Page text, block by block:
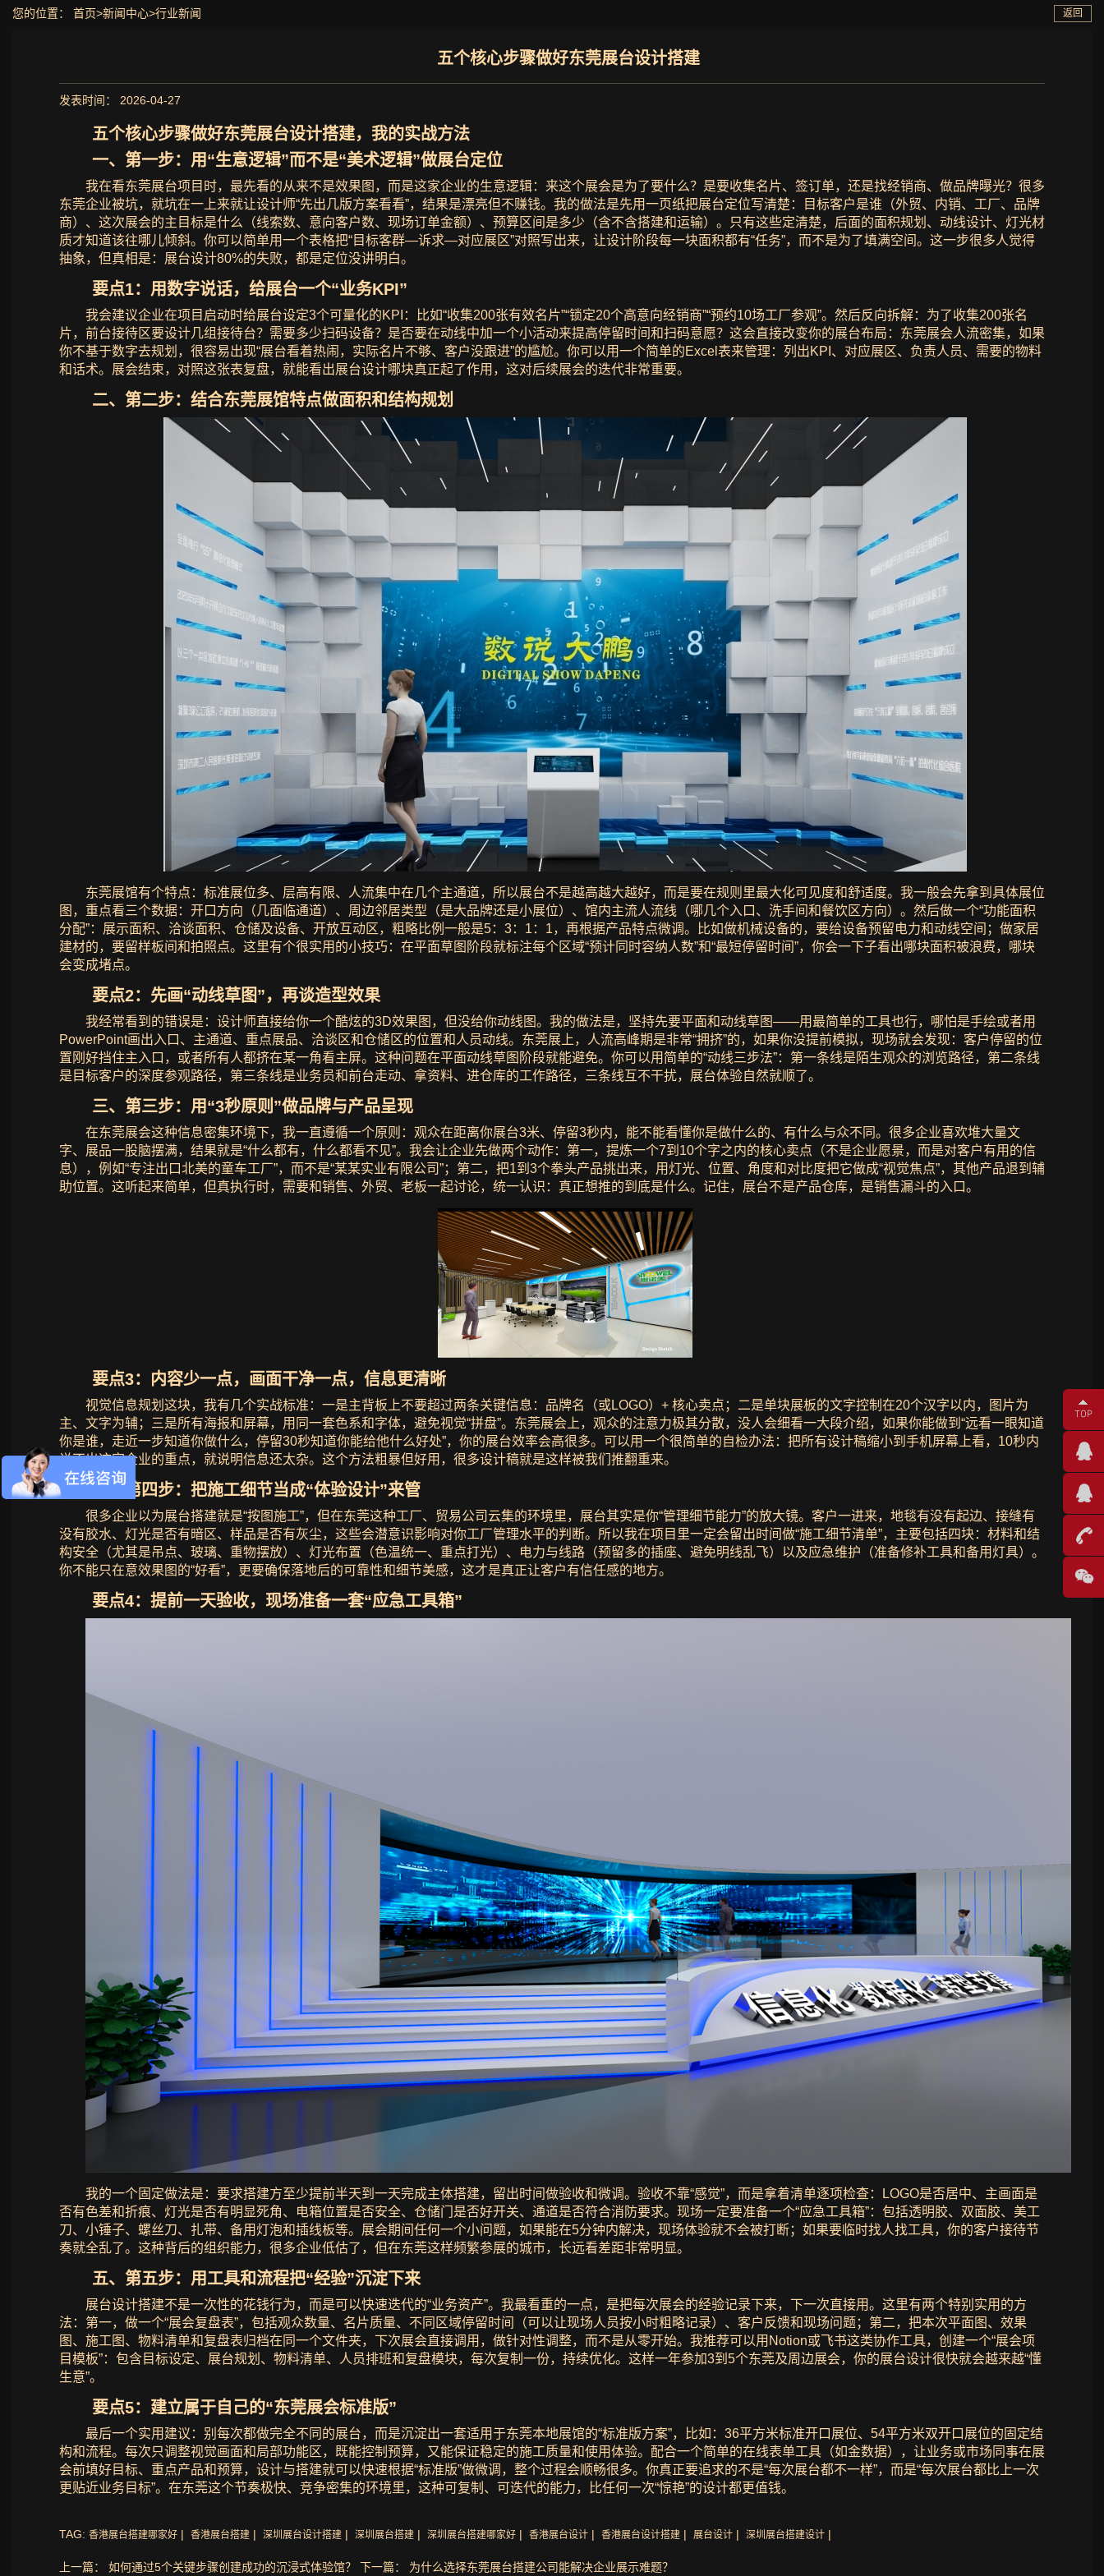
返回
您的位置： 首页>新闻中心>行业新闻
五个核心步骤做好东莞展台设计搭建
发表时间： 2026-04-27
五个核心步骤做好东莞展台设计搭建，我的实战方法
一、第一步：用“生意逻辑”而不是“美术逻辑”做展台定位
我在看东莞展台项目时，最先看的从来不是效果图，而是这家企业的生意逻辑：来这个展会是为了要什么？是要收集名片、签订单，还是找经销商、做品牌曝光？很多
东莞企业被坑，就坑在一上来就让设计师“先出几版方案看看”，结果是漂亮但不赚钱。我的做法是先用一页纸把展台定位写清楚：目标客户是谁（外贸、内销、工厂、品牌
商）、这次展会的主目标是什么（线索数、意向客户数、现场订单金额）、预算区间是多少（含不含搭建和运输）。只有这些定清楚，后面的面积规划、动线设计、灯光材
质才知道该往哪儿倾斜。你可以简单用一个表格把“目标客群—诉求—对应展区”对照写出来，让设计阶段每一块面积都有“任务”，而不是为了填满空间。这一步很多人觉得
抽象，但真相是：展台设计80%的失败，都是定位没讲明白。
要点1：用数字说话，给展台一个“业务KPI”
我会建议企业在项目启动时给展台设定3个可量化的KPI：比如“收集200张有效名片”“锁定20个高意向经销商”“预约10场工厂参观”。然后反向拆解：为了收集200张名
片，前台接待区要设计几组接待台？需要多少扫码设备？是否要在动线中加一个小活动来提高停留时间和扫码意愿？这会直接改变你的展台布局：东莞展会人流密集，如果
你不基于数字去规划，很容易出现“展台看着热闹，实际名片不够、客户没跟进”的尴尬。你可以用一个简单的Excel表来管理：列出KPI、对应展区、负责人员、需要的物料
和话术。展会结束，对照这张表复盘，就能看出展台设计哪块真正起了作用，这对后续展会的迭代非常重要。
二、第二步：结合东莞展馆特点做面积和结构规划
东莞展馆有个特点：标准展位多、层高有限、人流集中在几个主通道，所以展台不是越高越大越好，而是要在规则里最大化可见度和舒适度。我一般会先拿到具体展位
图，重点看三个数据：开口方向（几面临通道）、周边邻居类型（是大品牌还是小展位）、馆内主流人流线（哪几个入口、洗手间和餐饮区方向）。然后做一个“功能面积
分配”：展示面积、洽谈面积、仓储及设备、开放互动区，粗略比例一般是5：3：1：1，再根据产品特点微调。比如做机械设备的，要给设备预留电力和动线空间；做家居
建材的，要留样板间和拍照点。这里有个很实用的小技巧：在平面草图阶段就标注每个区域“预计同时容纳人数”和“最短停留时间”，你会一下子看出哪块面积被浪费，哪块
会变成堵点。
要点2：先画“动线草图”，再谈造型效果
我经常看到的错误是：设计师直接给你一个酷炫的3D效果图，但没给你动线图。我的做法是，坚持先要平面和动线草图——用最简单的工具也行，哪怕是手绘或者用
PowerPoint画出入口、主通道、重点展品、洽谈区和仓储区的位置和人员动线。东莞展上，人流高峰期是非常“拥挤”的，如果你没提前模拟，现场就会发现：客户停留的位
置刚好挡住主入口，或者所有人都挤在某一角看主屏。这种问题在平面动线草图阶段就能避免。你可以用简单的“动线三步法”：第一条线是陌生观众的浏览路径，第二条线
是目标客户的深度参观路径，第三条线是业务员和前台走动、拿资料、进仓库的工作路径，三条线互不干扰，展台体验自然就顺了。
三、第三步：用“3秒原则”做品牌与产品呈现
在东莞展会这种信息密集环境下，我一直遵循一个原则：观众在距离你展台3米、停留3秒内，能不能看懂你是做什么的、有什么与众不同。很多企业喜欢堆大量文
字、展品一股脑摆满，结果就是“什么都有，什么都看不见”。我会让企业先做两个动作：第一，提炼一个7到10个字之内的核心卖点（不是企业愿景，而是对客户有用的信
息），例如“专注出口北美的童车工厂”，而不是“某某实业有限公司”；第二，把1到3个拳头产品挑出来，用灯光、位置、角度和对比度把它做成“视觉焦点”，其他产品退到辅
助位置。这听起来简单，但真执行时，需要和销售、外贸、老板一起讨论，统一认识：真正想推的到底是什么。记住，展台不是产品仓库，是销售漏斗的入口。
要点3：内容少一点，画面干净一点，信息更清晰
视觉信息规划这块，我有几个实战标准：一是主背板上不要超过两条关键信息：品牌名（或LOGO）+ 核心卖点；二是单块展板的文字控制在20个汉字以内，图片为
主、文字为辅；三是所有海报和屏幕，用同一套色系和字体，避免视觉“拼盘”。东莞展会上，观众的注意力极其分散，没人会细看一大段介绍，如果你能做到“远看一眼知道
你是谁，走近一步知道你做什么，停留30秒知道你能给他什么好处”，你的展台效率会高很多。可以用一个很简单的自检办法：把所有设计稿缩小到手机屏幕上看，10秒内
说不出这家企业的重点，就说明信息还太杂。这个方法粗暴但好用，很多设计稿就是这样被我们推翻重来。
四、第四步：把施工细节当成“体验设计”来管
很多企业以为展台搭建就是“按图施工”，但在东莞这种工厂、贸易公司云集的环境里，展台其实是你“管理细节能力”的放大镜。客户一进来，地毯有没有起边、接缝有
没有胶水、灯光是否有暗区、样品是否有灰尘，这些会潜意识影响对你工厂管理水平的判断。所以我在项目里一定会留出时间做“施工细节清单”，主要包括四块：材料和结
构安全（尤其是吊点、玻璃、重物摆放）、灯光布置（色温统一、重点打光）、电力与线路（预留多的插座、避免明线乱飞）以及应急维护（准备修补工具和备用灯具）。
你不能只在意效果图的“好看”，更要确保落地后的可靠性和细节美感，这才是真正让客户有信任感的地方。
要点4：提前一天验收，现场准备一套“应急工具箱”
我的一个固定做法是：要求搭建方至少提前半天到一天完成主体搭建，留出时间做验收和微调。验收不靠“感觉”，而是拿着清单逐项检查：LOGO是否居中、主画面是
否有色差和折痕、灯光是否有明显死角、电箱位置是否安全、仓储门是否好开关、通道是否符合消防要求。现场一定要准备一个“应急工具箱”：包括透明胶、双面胶、美工
刀、小锤子、螺丝刀、扎带、备用灯泡和插线板等。展会期间任何一个小问题，如果能在5分钟内解决，现场体验就不会被打断；如果要临时找人找工具，你的客户接待节
奏就全乱了。这种背后的组织能力，很多企业低估了，但在东莞这样频繁参展的城市，长远看差距非常明显。
五、第五步：用工具和流程把“经验”沉淀下来
展台设计搭建不是一次性的花钱行为，而是可以快速迭代的“业务资产”。我最看重的一点，是把每次展会的经验记录下来，下一次直接用。这里有两个特别实用的方
法：第一，做一个“展会复盘表”，包括观众数量、名片质量、不同区域停留时间（可以让现场人员按小时粗略记录）、客户反馈和现场问题；第二，把本次平面图、效果
图、施工图、物料清单和复盘表归档在同一个文件夹，下次展会直接调用，做针对性调整，而不是从零开始。我推荐可以用Notion或飞书这类协作工具，创建一个“展会项
目模板”：包含目标设定、展台规划、物料清单、人员排班和复盘模块，每次复制一份，持续优化。这样一年参加3到5个东莞及周边展会，你的展台设计很快就会越来越“懂
生意”。
要点5：建立属于自己的“东莞展会标准版”
最后一个实用建议：别每次都做完全不同的展台，而是沉淀出一套适用于东莞本地展馆的“标准版方案”，比如：36平方米标准开口展位、54平方米双开口展位的固定结
构和流程。每次只调整视觉画面和局部功能区，既能控制预算，又能保证稳定的施工质量和使用体验。配合一个简单的在线表单工具（如金数据），让业务或市场同事在展
会前填好目标、重点产品和预算，设计与搭建就可以快速根据“标准版”做微调，整个过程会顺畅很多。你真正要追求的不是“每次展台都不一样”，而是“每次展台都比上一次
更贴近业务目标”。在东莞这个节奏极快、竞争密集的环境里，这种可复制、可迭代的能力，比任何一次“惊艳”的设计都更值钱。
TAG: 香港展台搭建哪家好 | 香港展台搭建 | 深圳展台设计搭建 | 深圳展台搭建 | 深圳展台搭建哪家好 | 香港展台设计 | 香港展台设计搭建 | 展台设计 | 深圳展台搭建设计 |
上一篇： 如何通过5个关键步骤创建成功的沉浸式体验馆？ 下一篇： 为什么选择东莞展台搭建公司能解决企业展示难题？